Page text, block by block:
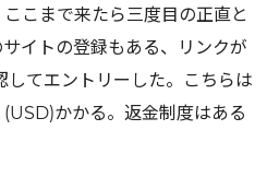
こまで来たら三度目の正直と
イトの登録もある、リンクが
てエントリーした。こちらは
かかる。返金制度はある